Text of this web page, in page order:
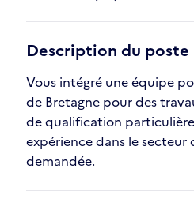
Description du poste
Vous intégré une équipe
de Bretagne pour des
de qualification
expérience dans le
demandée.